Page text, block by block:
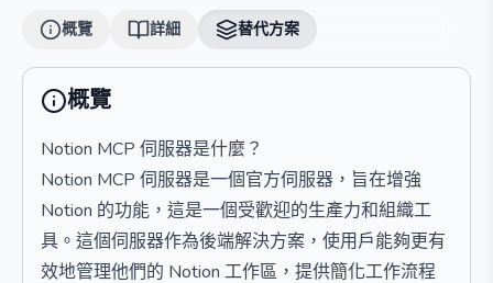
概覽 詳細 替代方案
概覽
Notion MCP 伺服器是什麼？
Notion MCP 伺服器是一個官方伺服器，旨在增強
Notion 的功能，這是一個受歡迎的生產力和組織工
具。這個伺服器作為後端解決方案，使用戶能夠更有
效地管理他們的 Notion 工作區，提供簡化工作流程